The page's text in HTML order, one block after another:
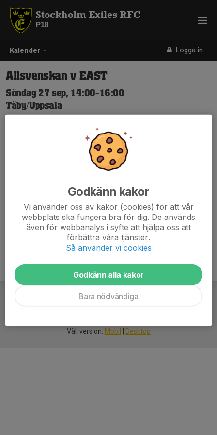
Kalender Logga in
Stockholm Exiles RFC
P18
Allsvenskan v EAST
Söndag 27 sep, 14:00-16:00
Täby/Uppsala
Välj version: Mobil Desktop
Godkänn kakor
Vi använder oss av kakor (cookies) för att vår
webbplats ska fungera bra för dig. De används
även för webbanalys i syfte att hjälpa oss att
förbättra våra tjänster.
Så använder vi cookies
Godkänn alla kakor
Bara nödvändiga